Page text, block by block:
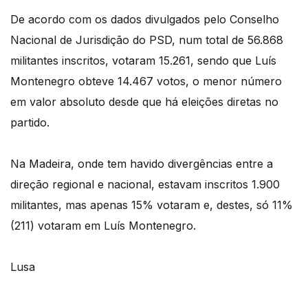
De acordo com os dados divulgados pelo Conselho
Nacional de Jurisdição do PSD, num total de 56.868
militantes inscritos, votaram 15.261, sendo que Luís
Montenegro obteve 14.467 votos, o menor número
em valor absoluto desde que há eleições diretas no
partido.
Na Madeira, onde tem havido divergências entre a
direção regional e nacional, estavam inscritos 1.900
militantes, mas apenas 15% votaram e, destes, só 11%
(211) votaram em Luís Montenegro.
Lusa